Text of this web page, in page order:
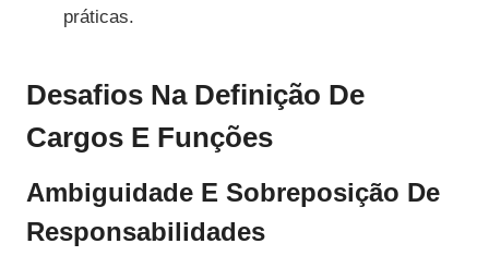
práticas.
Desafios Na Definição De
Cargos E Funções
Ambiguidade E Sobreposição De
Responsabilidades